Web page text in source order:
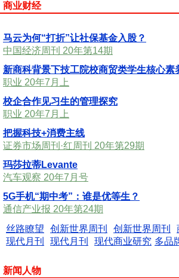
商业财经
马云为何“打折”让社保基金入股？
中国经济周刊 20年第14期
新商科背景下技工院校商贸类学生核心素
职业 20年7月上
校企合作见习生的管理探究
职业 20年7月上
把握科技+消费主线
证券市场周刊·红周刊 20年第29期
玛莎拉蒂Levante
汽车观察 20年7月号
5G手机“期中考”：谁是优等生？
通信产业报 20年第24期
丝路瞭望
创新世界周刊 创新世界周刊
现代月刊
现代月刊 现代商业研究 多品
新闻人物